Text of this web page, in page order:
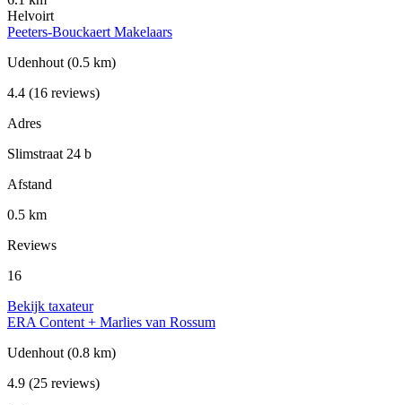
Helvoirt
Peeters-Bouckaert Makelaars
Udenhout (0.5 km)
4.4 (16 reviews)
Adres
Slimstraat 24 b
Afstand
0.5 km
Reviews
16
Bekijk taxateur
ERA Content + Marlies van Rossum
Udenhout (0.8 km)
4.9 (25 reviews)